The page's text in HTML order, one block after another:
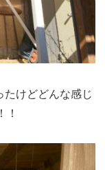
けどどんな感じ